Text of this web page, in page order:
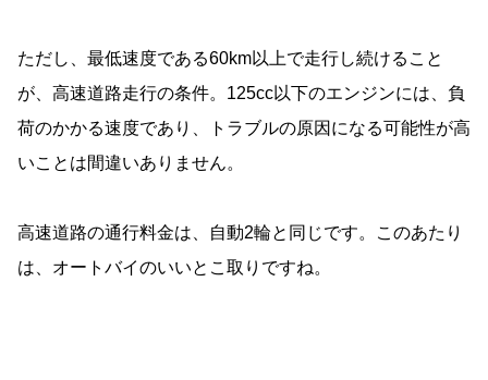
ただし、最低速度である60km以上で走行し続けること
が、高速道路走行の条件。125cc以下のエンジンには、負
荷のかかる速度であり、トラブルの原因になる可能性が高
いことは間違いありません。
高速道路の通行料金は、自動2輪と同じです。このあたり
は、オートバイのいいとこ取りですね。